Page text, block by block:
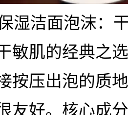
湿洁面泡沫：
敏肌的经典之
按压出泡的质
友好。核心成